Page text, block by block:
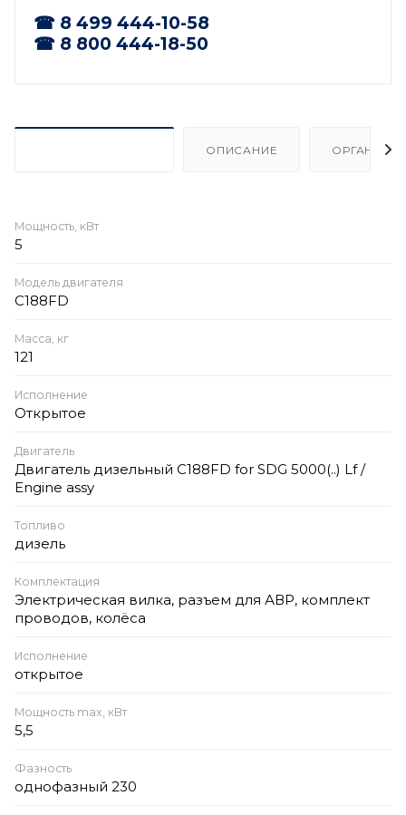
☎ 8 499 444-10-58
☎ 8 800 444-18-50
ОПИСАНИЕ
Мощность, кВт
5
Модель двигателя
C188FD
Масса, кг
121
Исполнение
Открытое
Двигатель
Двигатель дизельный C188FD for SDG 5000(..) Lf /
Engine assy
Топливо
дизель
Комплектация
Электрическая вилка, разъем для АВР, комплект
проводов, колёса
Исполнение
открытое
Мощность max, кВт
5,5
Фазность
однофазный 230